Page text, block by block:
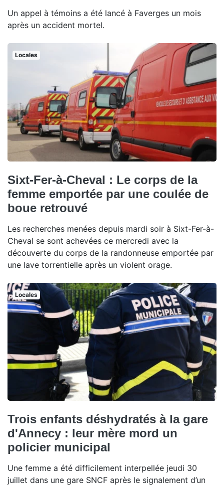
Un appel à témoins a été lancé à Faverges un mois
après un accident mortel.
Locales
Sixt-Fer-à-Cheval : Le corps de la
femme emportée par une coulée de
boue retrouvé
Les recherches menées depuis mardi soir à Sixt-Fer-à-
Cheval se sont achevées ce mercredi avec la
découverte du corps de la randonneuse emportée par
une lave torrentielle après un violent orage.
Locales
Trois enfants déshydratés à la gare
d'Annecy : leur mère mord un
policier municipal
Une femme a été difficilement interpellée jeudi 30
juillet dans une gare SNCF après le signalement d’un